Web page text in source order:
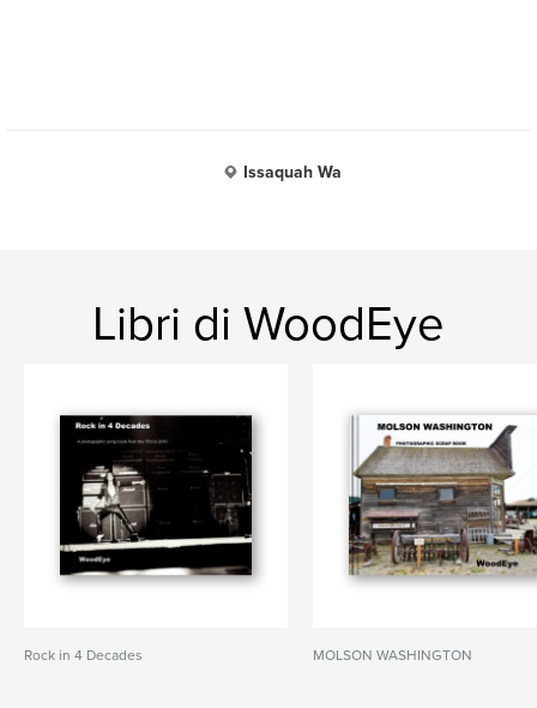
Issaquah Wa
Libri di WoodEye
Rock in 4 Decades MOLSON WASHINGTON